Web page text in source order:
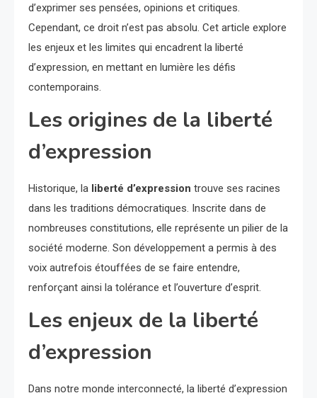
d’exprimer ses pensées, opinions et critiques.
Cependant, ce droit n’est pas absolu. Cet article explore
les enjeux et les limites qui encadrent la liberté
d’expression, en mettant en lumière les défis
contemporains.
Les origines de la liberté
d’expression
Historique, la liberté d’expression trouve ses racines
dans les traditions démocratiques. Inscrite dans de
nombreuses constitutions, elle représente un pilier de la
société moderne. Son développement a permis à des
voix autrefois étouffées de se faire entendre,
renforçant ainsi la tolérance et l’ouverture d’esprit.
Les enjeux de la liberté
d’expression
Dans notre monde interconnecté, la liberté d’expression